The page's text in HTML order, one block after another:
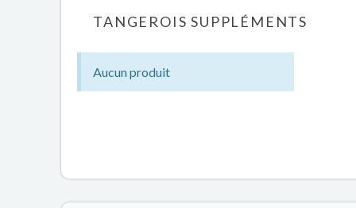
TANGEROIS SUPPLÉMENTS
Aucun produit